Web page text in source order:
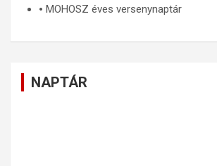
🞄 MOHOSZ éves versenynaptár
NAPTÁR